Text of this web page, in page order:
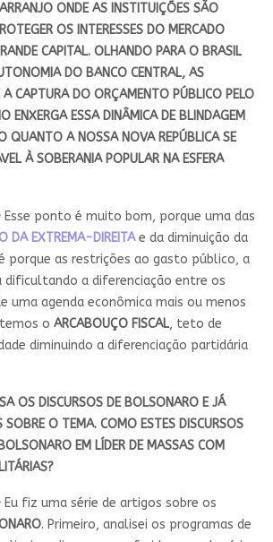
ONDE AS INSTITUIÇÕES SÃO
OS INTERESSES DO MERCADO
CAPITAL. OLHANDO PARA O BRASIL
DO BANCO CENTRAL, AS
A CAPTURA DO ORÇAMENTO PÚBLICO PELO
ENXERGA ESSA DINÂMICA DE BLINDAGEM
QUANTO A NOSSA NOVA REPÚBLICA SE
À SOBERANIA POPULAR NA ESFERA
Esse ponto é muito bom, porque uma das
DA EXTREMA-DIREITAe da diminuição da
porque as restrições ao gasto público, a
dificultando a diferenciação entre os
uma agenda econômica mais ou menos
o ARCABOUÇO FISCAL, teto de
diminuindo a diferenciação partidária
OS DISCURSOS DE BOLSONARO E JÁ
SOBRE O TEMA. COMO ESTES DISCURSOS
EM LÍDER DE MASSAS COM
Eu fiz uma série de artigos sobre os
. Primeiro, analisei os programas de